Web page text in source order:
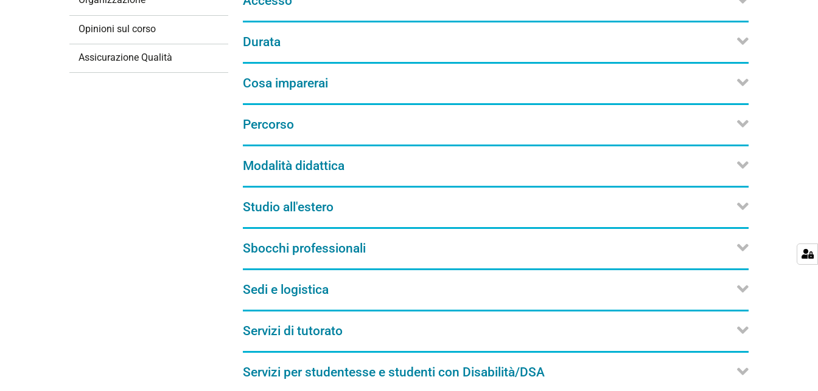
Durata
Cosa imparerai
Percorso
Modalità didattica
Studio all'estero
Sbocchi professionali
Sedi e logistica
Servizi di tutorato
Servizi per studentesse e studenti con Disabilità/DSA
Opinioni sul corso
Assicurazione Qualità